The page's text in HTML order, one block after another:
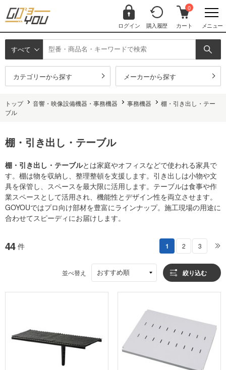
ログイン 購入履歴
0
カート メニュー
すべて
カテゴリーから探す メーカーから探す
トップ 音響・映像設備機器・事務機器 事務機器
棚・引き出し・テー
ブル
棚・引き出し・テーブル
棚・引き出し・テーブルとは家庭やオフィスなどで使われる家具で
す。棚は物を収納し、整理整頓を支援します。引き出しは小物や文
具を保管し、スペースを最大限に活用します。テーブルは食事や作
業スペースとして活用され、機能性とデザイン性を両立させます。
GOYOUではプロ向け部材を豊富にラインナップ。施工現場の用途に
合わせてスピーディにお届けします。
44 件 1 2 3
並べ替え おすすめ順 絞り込む